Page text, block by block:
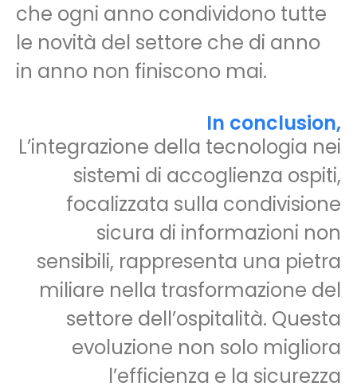
che ogni anno condividono tutte
le novità del settore che di anno
in anno non finiscono mai.
In conclusion,
L’integrazione della tecnologia nei
sistemi di accoglienza ospiti,
focalizzata sulla condivisione
sicura di informazioni non
sensibili, rappresenta una pietra
miliare nella trasformazione del
settore dell’ospitalità. Questa
evoluzione non solo migliora
l’efficienza e la sicurezza